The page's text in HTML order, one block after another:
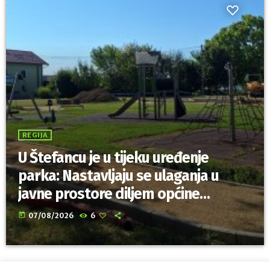
REGIJA
U Štefancu je u tijeku uređenje
parka: Nastavljaju se ulaganja u
javne prostore diljem općine
Trnovec Bartolovečki
today 07/08/2026 6